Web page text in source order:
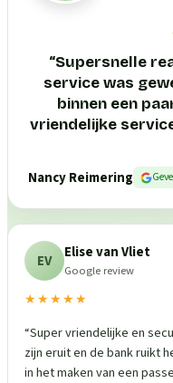
“Supersnelle
service was
binnen een
vriendelijke
Nancy Reimering
EV Elise van Vliet
Google review
★★★★★
“Super vriendelijke en
zijn eruit en de bank ruikt
in het maken van een